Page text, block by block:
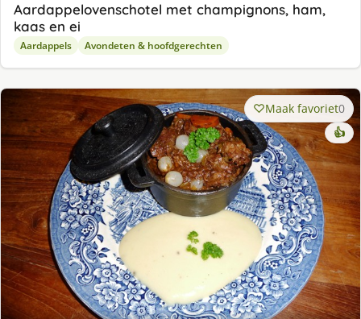
Aardappelovenschotel met champignons, ham,
kaas en ei
Aardappels Avondeten & hoofdgerechten
Maak favoriet0
👍